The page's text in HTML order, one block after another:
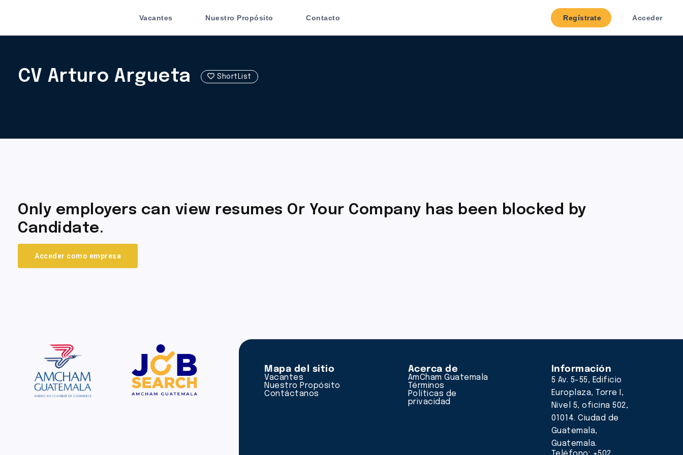
Vacantes Nuestro Propósito Contacto Regístrate Acceder
CV Arturo Argueta ShortList
Only employers can view resumes Or Your Company has been blocked by
Candidate.
Acceder como empresa
Mapa del sitio
Vacantes
Nuestro Propósito
Contáctanos
Acerca de
AmCham Guatemala
Términos
Políticas de
privacidad
Información
5 Av. 5-55, Edificio
Europlaza, Torre I,
Nivel 5, oficina 502,
01014. Ciudad de
Guatemala,
Guatemala.